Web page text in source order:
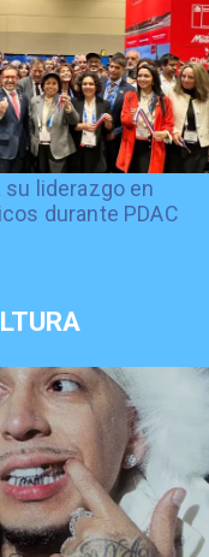
liderazgo en
durante PDAC